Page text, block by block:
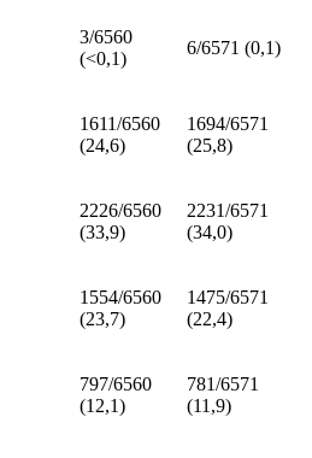
3/6560
(<0,1)
6/6571 (0,1)
1611/6560
(24,6)
1694/6571
(25,8)
2226/6560
(33,9)
2231/6571
(34,0)
1554/6560
(23,7)
1475/6571
(22,4)
797/6560
(12,1)
781/6571
(11,9)